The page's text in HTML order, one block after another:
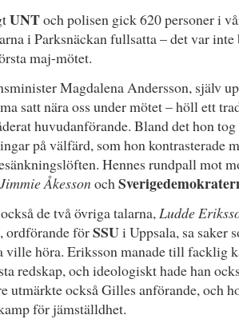
UNToch polisen gick 620 personer i
i Parksnäckan fullsatta – det var
maj-mötet.
Magdalena Andersson, själv
satt nära oss under mötet – höll ett
huvudanförande. Bland det hon
på välfärd, som hon kontrasterade
Hennes rundpall mot
Jimmie Åkessonoch
de två övriga talarna,Ludde
, ordförande förSSUi Uppsala, sa saker
ville höra. Eriksson manade till facklig
redskap, och ideologiskt hade han
utmärkte också Gilles anförande, och
för jämställdhet.